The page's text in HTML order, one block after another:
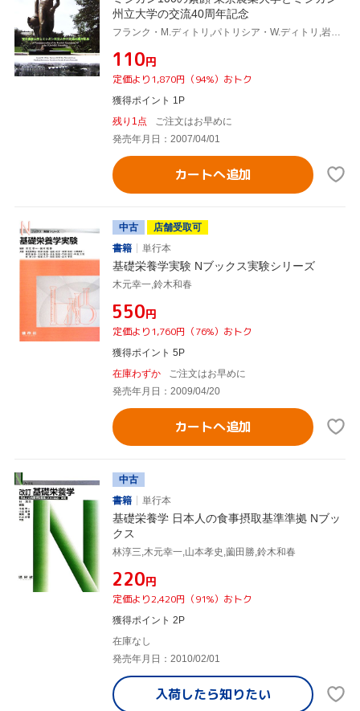
州立大学の交流40周年記念
フランク・M.ディトリ,パトリシア・W.ディトリ,岩井慎一,惟村直公,鈴木和春,山嵜文男
¥110円
定価より1,870円（94%）おトク
獲得ポイント 1P
残り1点
ご注文はお早めに
発売年月日：2007/04/01
カートへ追加
中古
店舗受取可
書籍
単行本
基礎栄養学実験 Nブックス実験シリーズ
木元幸一,鈴木和春
¥550円
定価より1,760円（76%）おトク
獲得ポイント 5P
在庫わずか
ご注文はお早めに
発売年月日：2009/04/20
カートへ追加
中古
書籍
単行本
基礎栄養学 日本人の食事摂取基準準拠 Nブッ
クス
林淳三,木元幸一,山本孝史,薗田勝,鈴木和春
¥220円
定価より2,420円（91%）おトク
獲得ポイント 2P
在庫なし
発売年月日：2010/02/01
入荷したら知りたい